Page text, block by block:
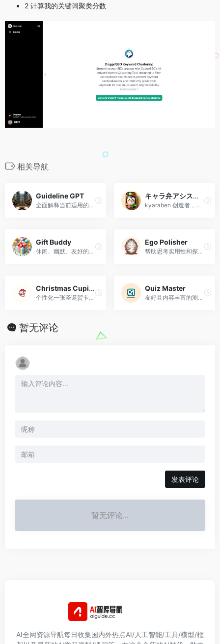
2 计算我的关键词聚类分数
相关导航
Guideline GPT
全面解释当前适用的准则
キャラ弁アシスタント – Character Lunch Box
kyaraben 创造者，提供日本料理的设计理念。
Gift Buddy
休闲、幽默、友好的礼品顾问。
Ego Polisher
帮助思考实用性和探测性
Christmas Cupid ? Unique Love for Her Christmas
个性化一张圣诞贺卡，让她感受到独特的珍惜和爱。
Quiz Master
友好且内容丰富的测验提供者，让学习变得有趣。
暂无评论
发表评论
暂无评论...
AI全网资源导航每日收集国内外热点AI/人工智能/工具/模型/框